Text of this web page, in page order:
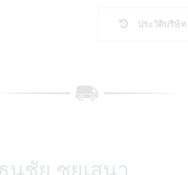
ประวัติบริษั
ชัย ซุยเสนา